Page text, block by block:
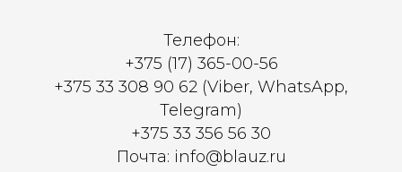
Телефон:
+375 (17) 365-00-56
+375 33 308 90 62 (Viber, WhatsApp,
Telegram)
+375 33 356 56 30
Почта: info@blauz.ru